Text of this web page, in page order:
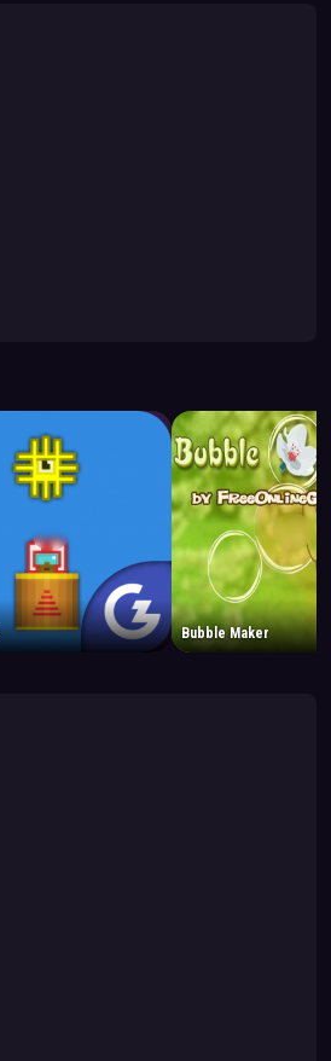
Bubble Maker